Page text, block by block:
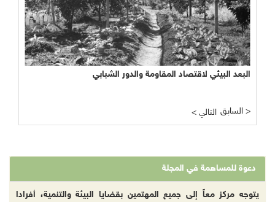
البعد البيئي لاقتصاد المقاومة والدور الشبابي
< التالي السابق >
دعوة للمساهمة في المجلة
يتوجه مركز معاً إلى جميع المهتمين بقضايا البيئة والتنمية، أفرادا